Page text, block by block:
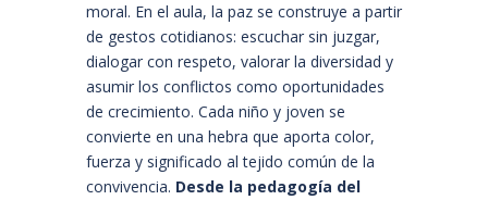
moral. En el aula, la paz se construye a partir
de gestos cotidianos: escuchar sin juzgar,
dialogar con respeto, valorar la diversidad y
asumir los conflictos como oportunidades
de crecimiento. Cada niño y joven se
convierte en una hebra que aporta color,
fuerza y significado al tejido común de la
convivencia. Desde la pedagogía del